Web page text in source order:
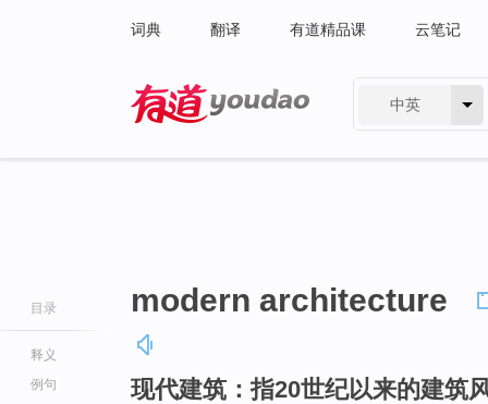
词典 翻译 有道精品课 云笔记
中英
目录
释义
例句
modern architecture
现代建筑：指20世纪以来的建筑